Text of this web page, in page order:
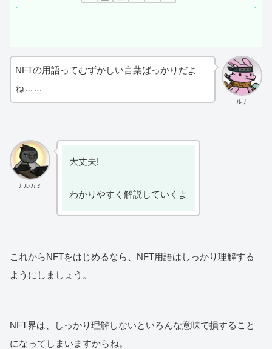
ルナ
NFTの用語ってむずかしい言葉ばっかりだよ
ね……
ナルカミ
大丈夫!
わかりやすく解説していくよ
これからNFTをはじめるなら、NFT用語はしっかり理解する
ようにしましょう。
NFT界は、しっかり理解しないといろんな意味で損すること
になってしまいますからね。